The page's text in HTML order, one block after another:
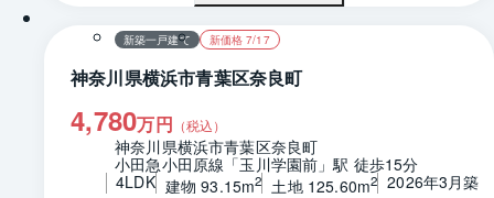
新築一戸建て 新価格 7/17
神奈川県横浜市青葉区奈良町
4,780万円 （税込）
神奈川県横浜市青葉区奈良町
小田急小田原線「玉川学園前」駅 徒歩15分
4LDK 建物 93.15m2 土地 125.60m2 2026年3月築